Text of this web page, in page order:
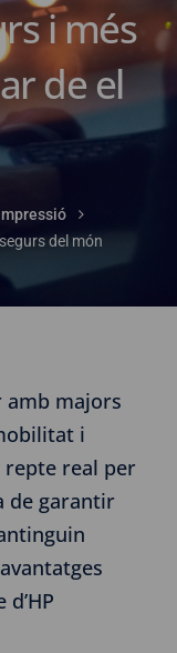
i més
de el
del món
amb majors
i
real per
de garantir